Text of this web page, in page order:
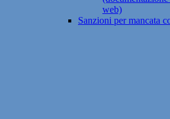
web)
Sanzioni per mancata